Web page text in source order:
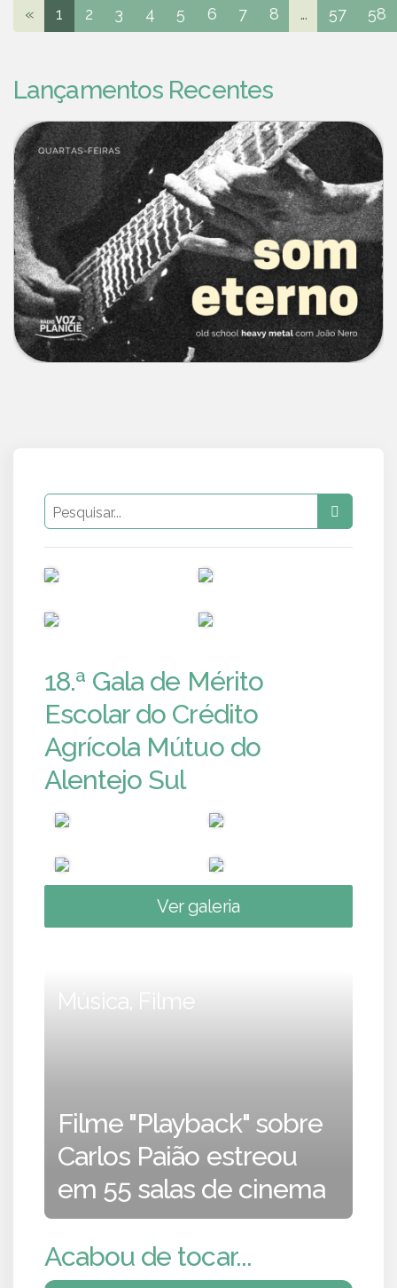
« 1 2 3 4 5 6 7 8 ... 57 58
Lançamentos Recentes
18.ª Gala de Mérito
Escolar do Crédito
Agrícola Mútuo do
Alentejo Sul
Ver galeria
Música, Filme
Filme "Playback" sobre
Carlos Paião estreou
em 55 salas de cinema
Acabou de tocar...